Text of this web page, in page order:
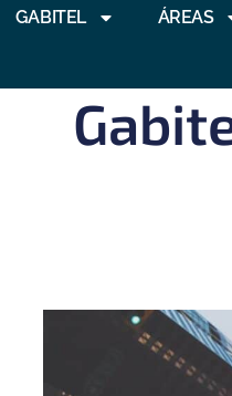
GABITEL ÁREAS